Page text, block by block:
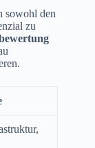
sowohl den
zu